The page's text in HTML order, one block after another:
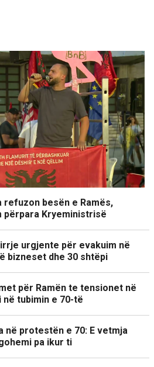
besën e Ramës,
përpara Kryeministrisë
urgjente për evakuim në
bizneset dhe 30 shtëpi
për Ramën te tensionet në
tubimin e 70-të
në protestën e 70: E vetmja
pa ikur ti